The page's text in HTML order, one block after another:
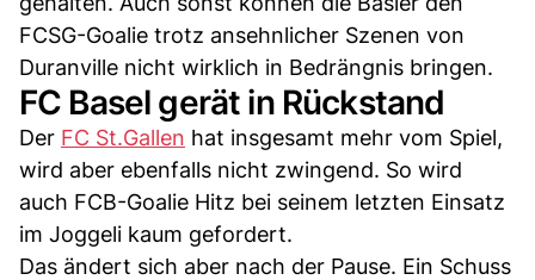
FCSG-Goalie trotz ansehnlicher Szenen von
Duranville nicht wirklich in Bedrängnis bringen.
FC Basel gerät in Rückstand
Der FC St.Gallen hat insgesamt mehr vom Spiel,
wird aber ebenfalls nicht zwingend. So wird
auch FCB-Goalie Hitz bei seinem letzten Einsatz
im Joggeli kaum gefordert.
Das ändert sich aber nach der Pause. Ein Schuss